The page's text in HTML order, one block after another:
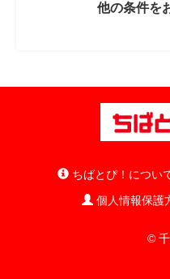
他の条件を
ちばとぴ！につい
個人情報保護
©